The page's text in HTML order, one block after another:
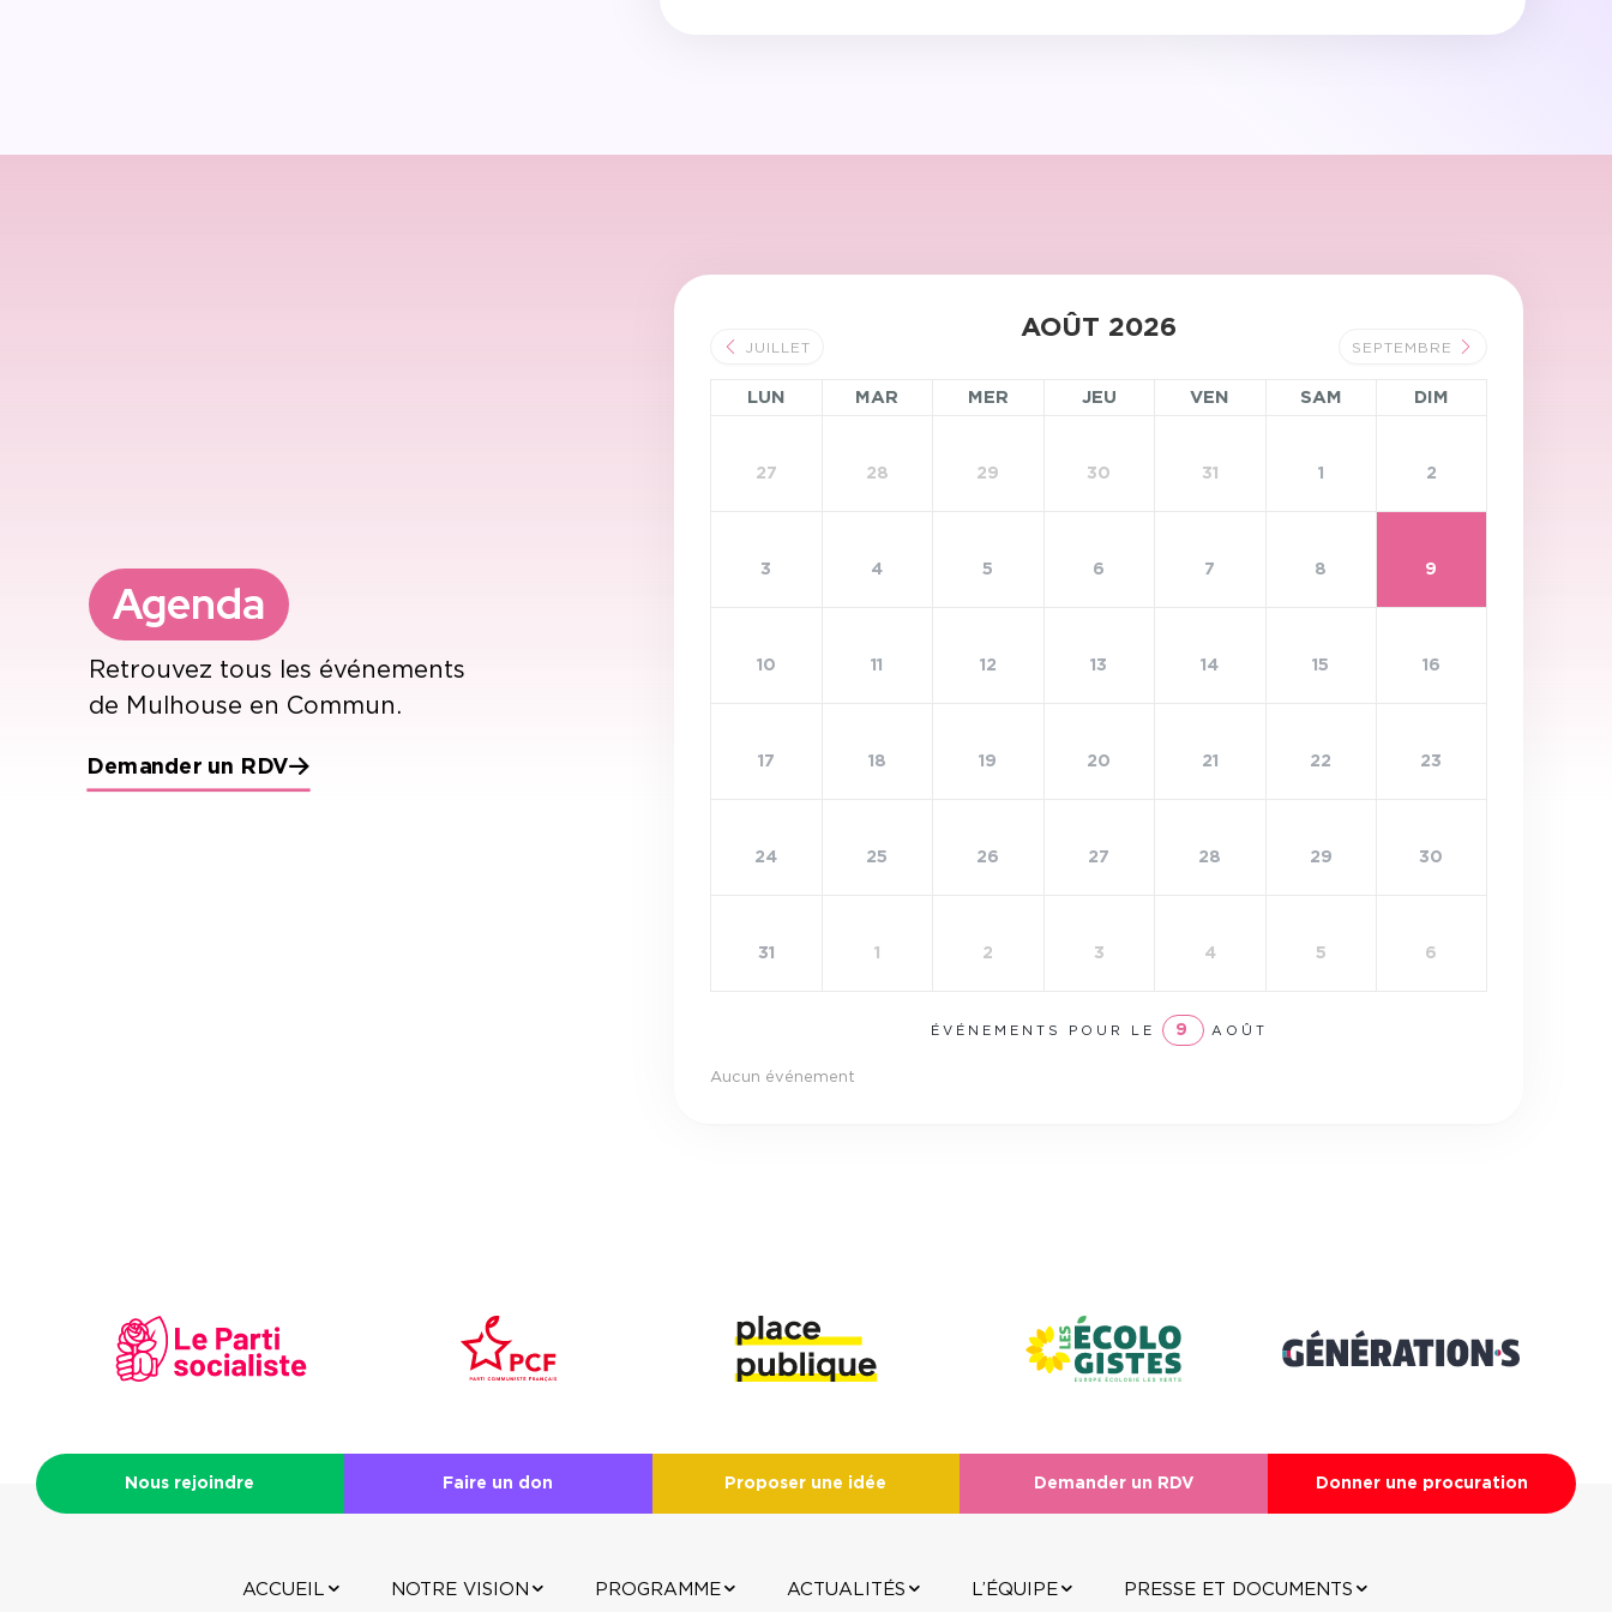
Agenda
Retrouvez tous les événements
de Mulhouse en Commun.
Demander un RDV
JUILLET
AOÛT 2026
SEPTEMBRE
LUN MAR MER JEU VEN SAM DIM
27 28 29 30 31 1 2
3 4 5 6 7 8 9
10 11 12 13 14 15 16
17 18 19 20 21 22 23
24 25 26 27 28 29 30
31 1 2 3 4 5 6
ÉVÉNEMENTS POUR LE 9 AOÛT
Aucun événement
Nous rejoindre Faire un don Proposer une idée Demander un RDV Donner une procuration
ACCUEIL NOTRE VISION PROGRAMME ACTUALITÉS L’ÉQUIPE PRESSE ET DOCUMENTS